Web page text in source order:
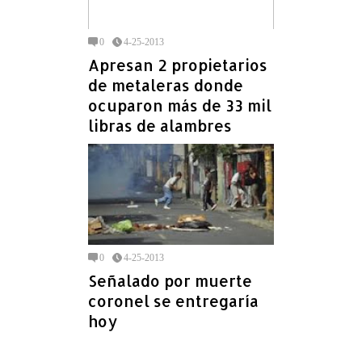
0 4-25-2013
Apresan 2 propietarios
de metaleras donde
ocuparon más de 33 mil
libras de alambres
0 4-25-2013
Señalado por muerte
coronel se entregaría
hoy